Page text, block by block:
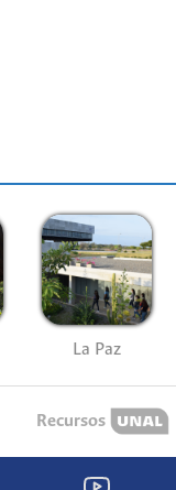
La Paz
Recursos